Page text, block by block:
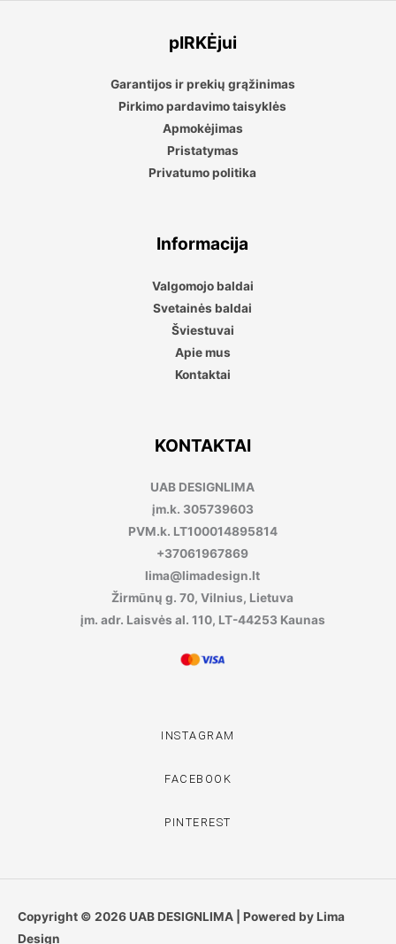
pIRKĖjui
Garantijos ir prekių grąžinimas
Pirkimo pardavimo taisyklės
Apmokėjimas
Pristatymas
Privatumo politika
Informacija
Valgomojo baldai
Svetainės baldai
Šviestuvai
Apie mus
Kontaktai
KONTAKTAI
UAB DESIGNLIMA
įm.k. 305739603
PVM.k. LT100014895814
+37061967869
lima@limadesign.lt
Žirmūnų g. 70, Vilnius, Lietuva
įm. adr. Laisvės al. 110, LT-44253 Kaunas
INSTAGRAM
FACEBOOK
PINTEREST
Copyright © 2026 UAB DESIGNLIMA | Powered by Lima
Design